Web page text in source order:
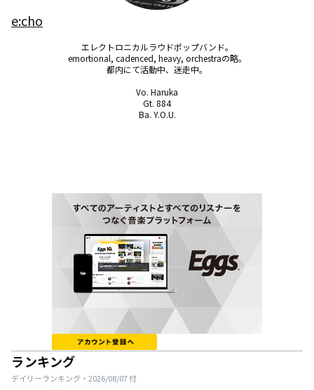
e:cho
エレクトロニカルラウドポップバンド。
emortional, cadenced, heavy, orchestraの略。
都内にて活動中、迷走中。
Vo. Haruka
Gt. 884
Ba. Y.O.U.
ランキング
デイリーランキング・ 2026/08/07付